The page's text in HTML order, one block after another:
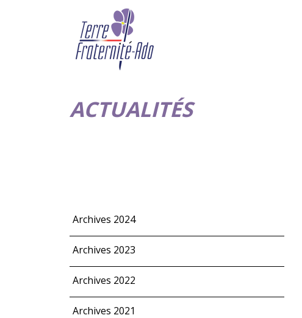
ACTUALITÉS
Archives 2024
Archives 2023
Archives 2022
Archives 2021